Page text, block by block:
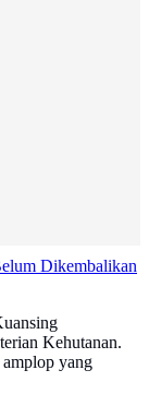
Dikembalikan
Kehutanan.
yang